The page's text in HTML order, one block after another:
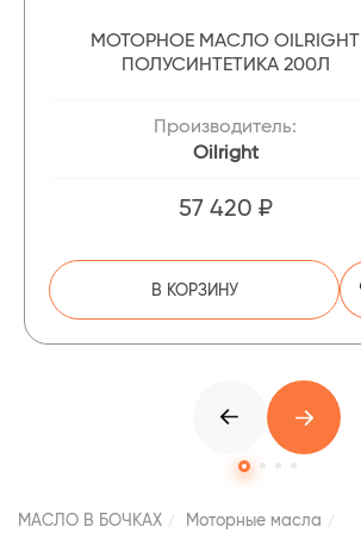
МОТОРНОЕ МАСЛО OILRIGHT
ПОЛУСИНТЕТИКА 200Л
Производитель:
Oilright
57 420 ₽
В КОРЗИНУ
МАСЛО В БОЧКАХ
Моторные масла